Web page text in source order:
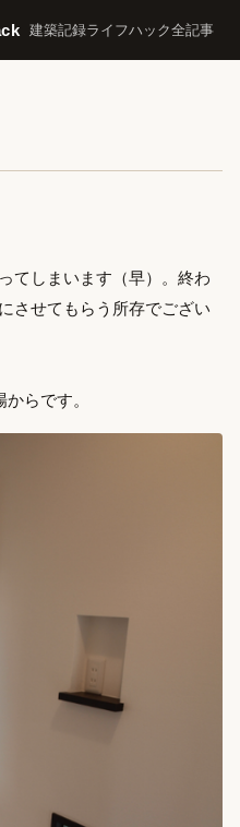
建築記録ライフハック全記事
てしまいます（早）。終わ
させてもらう所存でござい
らです。